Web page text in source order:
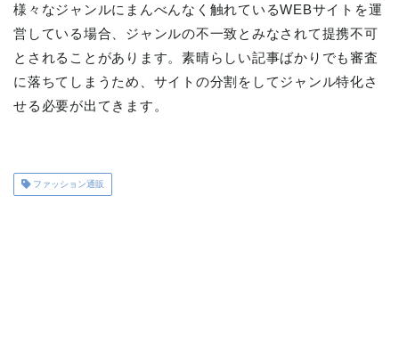
様々なジャンルにまんべんなく触れているWEBサイトを運
営している場合、ジャンルの不一致とみなされて提携不可
とされることがあります。素晴らしい記事ばかりでも審査
に落ちてしまうため、サイトの分割をしてジャンル特化さ
せる必要が出てきます。
ファッション通販